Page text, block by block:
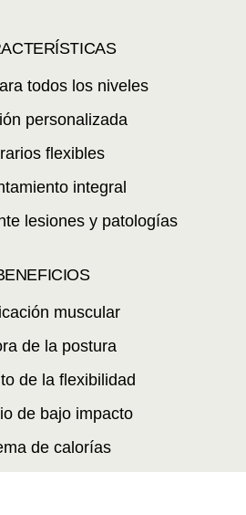
todos los niveles
personalizada
flexibles
integral
lesiones y patologías
muscular
de la postura
de la flexibilidad
de bajo impacto
de calorías